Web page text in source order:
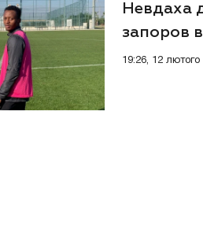
Невдаха
запоров
19:26, 12